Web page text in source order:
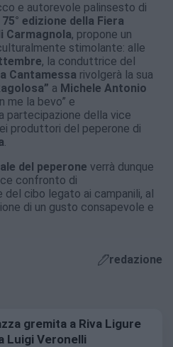
e autorevole palinsesto di
75° edizione della Fiera
Carmagnola, propone un
stimolante: alle
, la conduttrice del
Cantamessa rivolgerà la sua
a Michele Antonio
me la bevo” e
partecipazione della vice
produttori del peperone di
.
del peperone verrà dunque
confronto di
cibo legato ai campanili, al
di un gusto consapevole e
redazione
gremita a Riva Ligure
Luigi Veronelli